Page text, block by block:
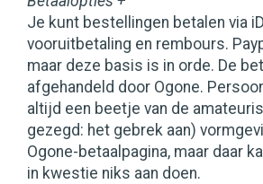
Je kunt bestellingen betalen via
vooruitbetaling en rembours.
maar deze basis is in orde. De
afgehandeld door Ogone.
altijd een beetje van de
gezegd: het gebrek aan)
Ogone-betaalpagina, maar daar
in kwestie niks aan doen.